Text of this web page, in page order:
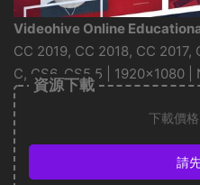
Videohive Online
CC 2019, CC 2018, CC 2017,
C, CS6, CS5.5 | 1920×1080
資源下載
下載價格
請